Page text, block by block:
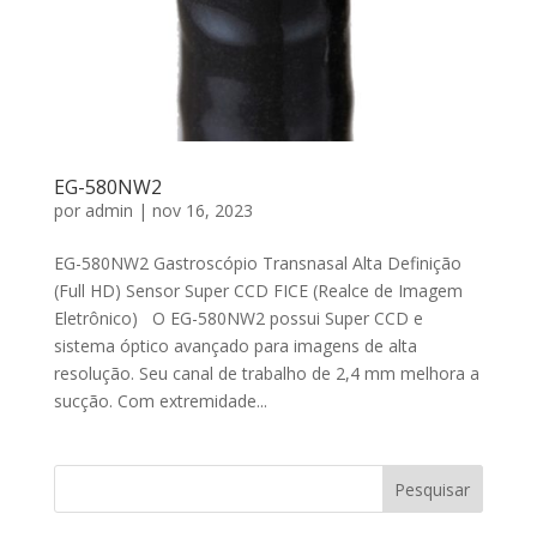
EG-580NW2
por admin | nov 16, 2023
EG-580NW2 Gastroscópio Transnasal Alta Definição
(Full HD) Sensor Super CCD FICE (Realce de Imagem
Eletrônico) O EG-580NW2 possui Super CCD e
sistema óptico avançado para imagens de alta
resolução. Seu canal de trabalho de 2,4 mm melhora a
sucção. Com extremidade...